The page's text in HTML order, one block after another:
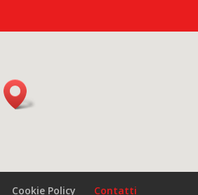
Cookie Policy Contatti